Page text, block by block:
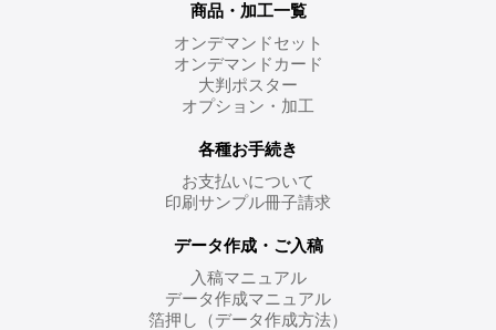
商品・加工一覧
オンデマンドセット
オンデマンドカード
大判ポスター
オプション・加工
各種お手続き
お支払いについて
印刷サンプル冊子請求
データ作成・ご入稿
入稿マニュアル
データ作成マニュアル
箔押し（データ作成方法）